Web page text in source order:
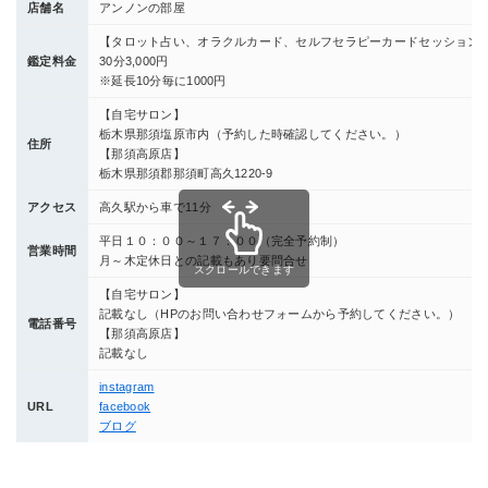
店舗名 アンノンの部屋
鑑定料金
【タロット占い、オラクルカード、セルフセラピーカードセッション
30分3,000円
※延長10分毎に1000円
住所
【自宅サロン】
栃木県那須塩原市内（予約した時確認してください。）
【那須高原店】
栃木県那須郡那須町高久1220-9
アクセス 高久駅から車で11分
営業時間
平日１０：００～１７：００（完全予約制）
月～木定休日との記載もあり要問合せ
電話番号
【自宅サロン】
記載なし（HPのお問い合わせフォームから予約してください。）
【那須高原店】
記載なし
URL
instagram
facebook
ブログ
スクロールできます